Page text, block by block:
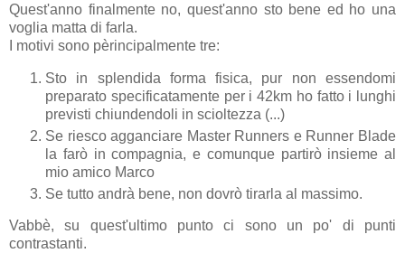
Quest'anno finalmente no, quest'anno sto bene ed ho una
voglia matta di farla.
I motivi sono pèrincipalmente tre:
Sto in splendida forma fisica, pur non essendomi
preparato specificatamente per i 42km ho fatto i lunghi
previsti chiundendoli in scioltezza (...)
Se riesco agganciare Master Runners e Runner Blade
la farò in compagnia, e comunque partirò insieme al
mio amico Marco
Se tutto andrà bene, non dovrò tirarla al massimo.
Vabbè, su quest'ultimo punto ci sono un po' di punti
contrastanti.